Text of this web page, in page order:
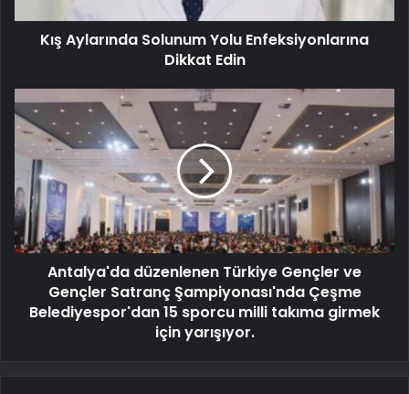
Kış Aylarında Solunum Yolu Enfeksiyonlarına
Dikkat Edin
Antalya'da düzenlenen Türkiye Gençler ve
Gençler Satranç Şampiyonası'nda Çeşme
Belediyespor'dan 15 sporcu milli takıma girmek
için yarışıyor.